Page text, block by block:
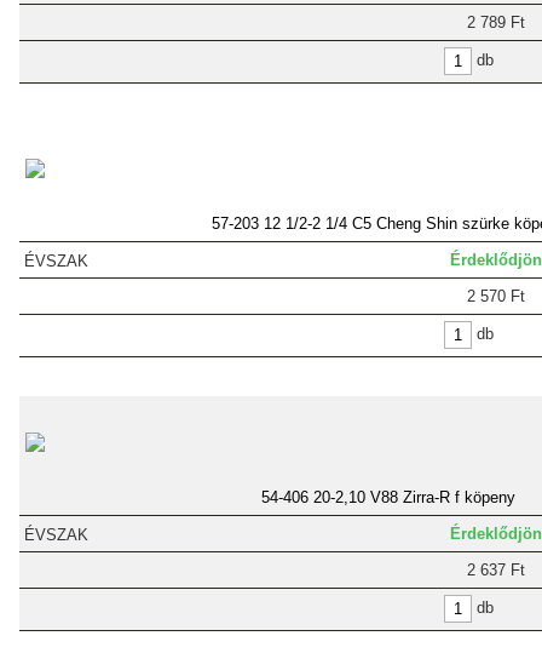
2 789 Ft
db
57-203 12 1/2-2 1/4 C5 Cheng Shin szürke
Érdeklődjön
2 570 Ft
db
54-406 20-2,10 V88 Zirra-R f köpeny
Érdeklődjön
2 637 Ft
db